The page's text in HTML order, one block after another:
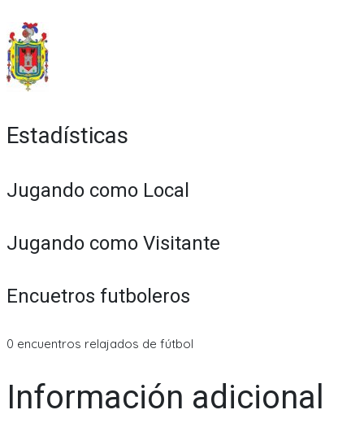
Estadísticas
Jugando como Local
Jugando como Visitante
Encuetros futboleros
0 encuentros relajados de fútbol
Información adicional